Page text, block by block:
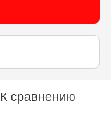
К сравнению